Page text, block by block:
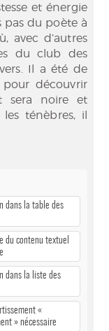
et énergie
pas du poète à
avec d’autres
du club des
Il a été de
découvrir
sera noire et
ténèbres, il
dans la table des
du contenu textuel
dans la liste des
«
» nécessaire